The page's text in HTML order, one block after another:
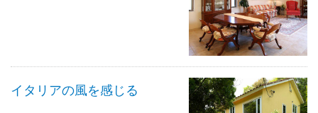
イタリアの風を感じる